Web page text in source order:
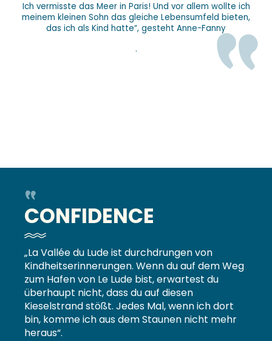
Ich vermisste das Meer in Paris! Und vor allem wollte ich
meinem kleinen Sohn das gleiche Lebensumfeld bieten,
das ich als Kind hatte“, gesteht Anne-Fanny
.
CONFIDENCE
„La Vallée du Lude ist durchdrungen von
Kindheitserinnerungen. Wenn du auf dem Weg
zum Hafen von Le Lude bist, erwartest du
überhaupt nicht, dass du auf diesen
Kieselstrand stößt. Jedes Mal, wenn ich dort
bin, komme ich aus dem Staunen nicht mehr
heraus“.